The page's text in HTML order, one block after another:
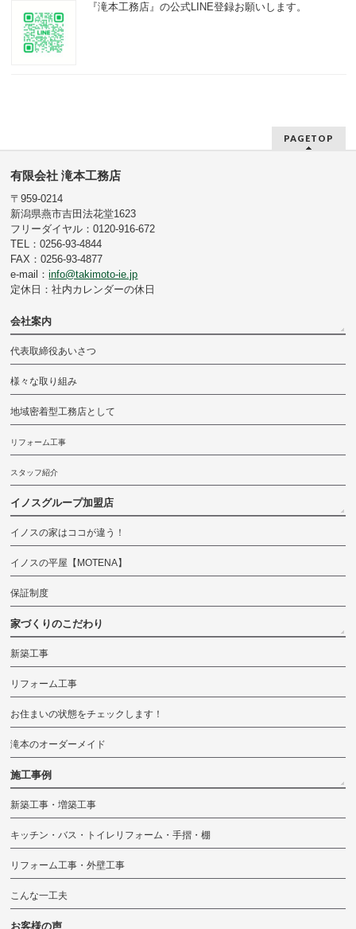
『滝本工務店』の公式LINE登録お願いします。
PAGETOP
有限会社 滝本工務店
〒959-0214
新潟県燕市吉田法花堂1623
フリーダイヤル：0120-916-672
TEL：0256-93-4844
FAX：0256-93-4877
e-mail：info@takimoto-ie.jp
定休日：社内カレンダーの休日
会社案内
代表取締役あいさつ
様々な取り組み
地域密着型工務店として
リフォーム工事
スタッフ紹介
イノスグループ加盟店
イノスの家はココが違う！
イノスの平屋【MOTENA】
保証制度
家づくりのこだわり
新築工事
リフォーム工事
お住まいの状態をチェックします！
滝本のオーダーメイド
施工事例
新築工事・増築工事
キッチン・バス・トイレリフォーム・手摺・棚
リフォーム工事・外壁工事
こんな一工夫
お客様の声